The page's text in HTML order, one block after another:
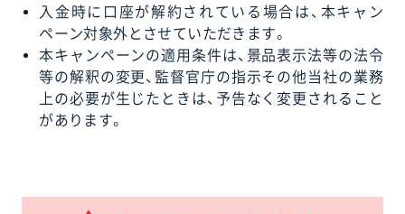
入金時に口座が解約されている場合は、本キャン
ペーン対象外とさせていただきます。
本キャンペーンの適用条件は、景品表示法等の法令
等の解釈の変更、監督官庁の指示その他当社の業務
上の必要が生じたときは、予告なく変更されること
があります。